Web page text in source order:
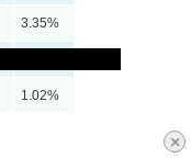
×
3.35%
1.02%